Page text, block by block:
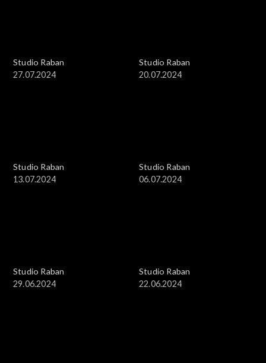
Studio Raban
27.07.2024
Studio Raban
20.07.2024
Studio Raban
13.07.2024
Studio Raban
06.07.2024
Studio Raban
29.06.2024
Studio Raban
22.06.2024